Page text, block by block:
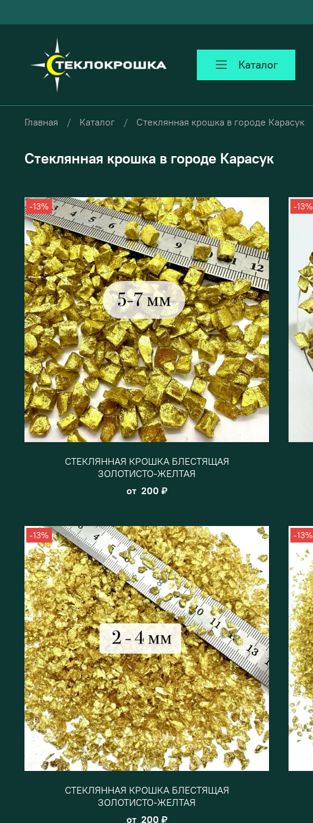
Каталог
Главная Каталог Стеклянная крошка в городе Карасук
Стеклянная крошка в городе Карасук
-13%
СТЕКЛЯННАЯ КРОШКА БЛЕСТЯЩАЯ
ЗОЛОТИСТО-ЖЕЛТАЯ
от 200 ₽
-13%
-13%
СТЕКЛЯННАЯ КРОШКА БЛЕСТЯЩАЯ
ЗОЛОТИСТО-ЖЕЛТАЯ
от 200 ₽
-13%